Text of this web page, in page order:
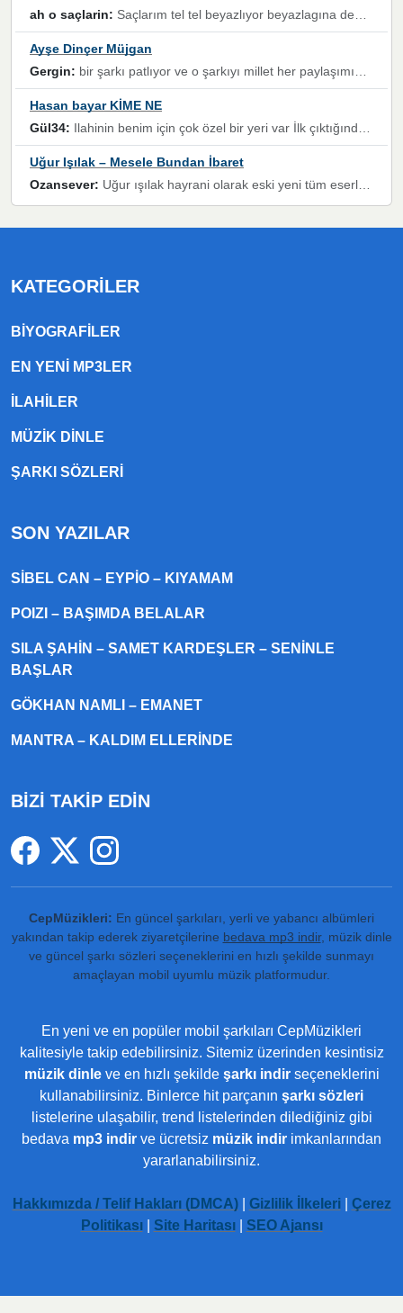
ah o saçlarin: Saçlarım tel tel beyazlıyor beyazlagına degil yanımda sen yoksun ona üzülüyorum günler bir bir geçiyor geçen günlere değil sensiz geçen günlere darılıyorum,Dinledikce asla kavusamayacagim ama asla unutamicagim sevdiğim adam için yanar içim
Ayşe Dinçer Müjgan
Gergin: bir şarkı patlıyor ve o şarkıyı millet her paylaşımın altına koyuyor ve öyle bir durum hal alıyor ki şarkıyı dinlemeden şarkıdan bikıyorsun Ama bu enteresan bir şekilde dillere dolanıyor millet olarak seviyoruz dertlerle boğuşurken bir yandan da göbek atmayi))) diyeceklerim bu kadar güzel hoş bir sayfa emeğinize sağlık arkadaşlar kolay gelsin
Hasan bayar KİME NE
Gül34: Ilahinin benim için çok özel bir yeri var İlk çıktığında komşum ne kadar yüksek sesle dinliyorsa orada duymuştum ve YouTube'dan aratıp Bu ilahiyi bulmuştum ve sonra müdavimi oldum günlük Ben de 3-5 kere dinleyip ezberleyip artık ilahiye bende eşlik ediyorum yüksek sesle Allah razı olsun hizmet nimettir Rabbim sizin zahmetlerinize de hayırlı nimetler versin Selam ve dua ile Allah'a emanet olun
Uğur Işılak – Mesele Bundan İbaret
Ozansever: Uğur ışılak hayrani olarak eski yeni tüm eserlerini keyifle huzurla dinleyenlerden birisiyim, emeğine saygı duyan gönül veren bunu en güzel şekilde sevenlerine ulaştıran siz değerli sayfa yöneticilerine de teşekkür ederim
KATEGORILER
BIYOGRAFILER
EN YENI MP3LER
ILAHILER
MÜZIK DINLE
ŞARKI SÖZLERI
SON YAZILAR
SIBEL CAN – EYPIO – KIYAMAM
POIZI – BAŞIMDA BELALAR
SILA ŞAHIN – SAMET KARDEŞLER – SENINLE
BAŞLAR
GÖKHAN NAMLI – EMANET
MANTRA – KALDIM ELLERINDE
BİZİ TAKİP EDİN
CepMüzikleri: En güncel şarkıları, yerli ve yabancı albümleri
yakından takip ederek ziyaretçilerine bedava mp3 indir, müzik dinle
ve güncel şarkı sözleri seçeneklerini en hızlı şekilde sunmayı
amaçlayan mobil uyumlu müzik platformudur.
En yeni ve en popüler mobil şarkıları CepMüzikleri
kalitesiyle takip edebilirsiniz. Sitemiz üzerinden kesintisiz
müzik dinleve en hızlı şekilde şarkı indirseçeneklerini
kullanabilirsiniz. Binlerce hit parçanın şarkı sözleri
listelerine ulaşabilir, trend listelerinden dilediğiniz gibi
bedava mp3 indir ve ücretsiz müzik indir imkanlarından
yararlanabilirsiniz.
Hakkımızda / Telif Hakları (DMCA)| Gizlilik İlkeleri| Çerez
Politikası| Site Haritası| SEO Ajansı